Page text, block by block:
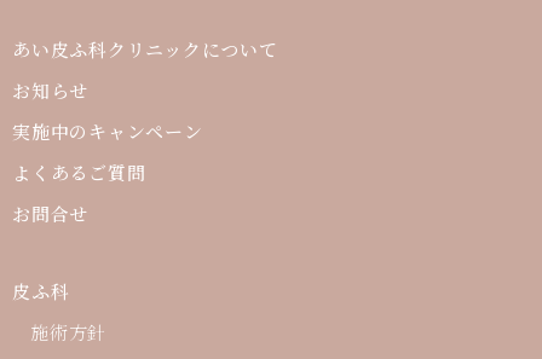
あい皮ふ科クリニックについて
お知らせ
実施中のキャンペーン
よくあるご質問
お問合せ
皮ふ科
施術方針